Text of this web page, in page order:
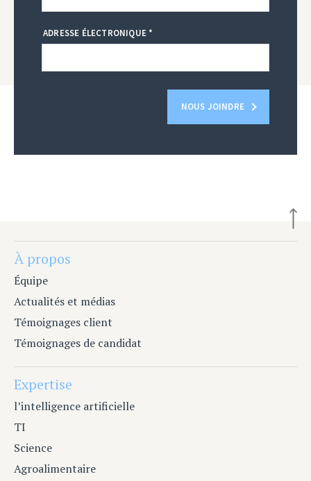
ADRESSE ÉLECTRONIQUE *
NOUS JOINDRE
À propos
Équipe
Actualités et médias
Témoignages client
Témoignages de candidat
Expertise
l’intelligence artificielle
TI
Science
Agroalimentaire